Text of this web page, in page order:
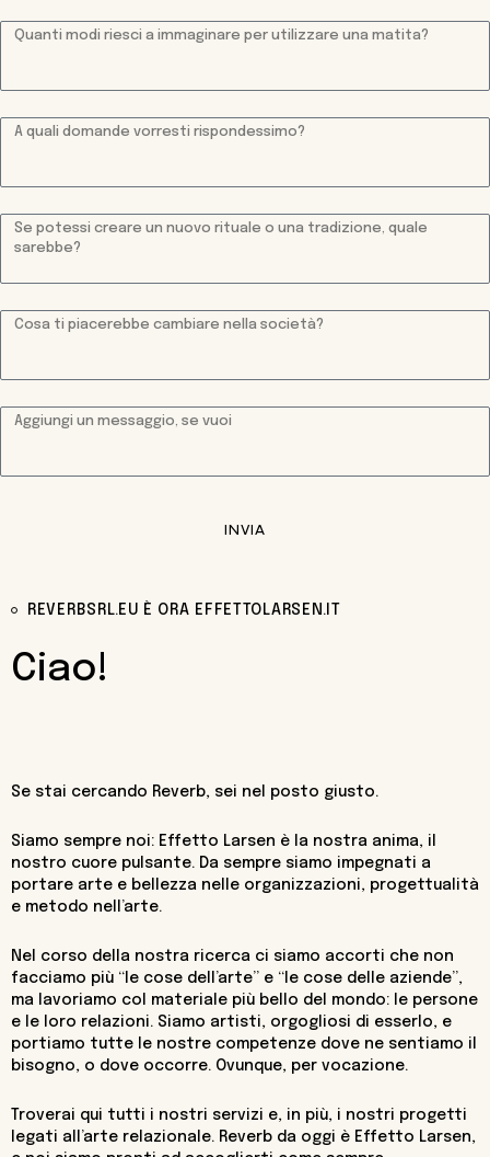
INVIA
REVERBSRL.EU È ORA EFFETTOLARSEN.IT
Ciao!
Se stai cercando Reverb, sei nel posto giusto.
Siamo sempre noi: Effetto Larsen è la nostra anima, il
nostro cuore pulsante. Da sempre siamo impegnati a
portare arte e bellezza nelle organizzazioni, progettualità
e metodo nell’arte.
Nel corso della nostra ricerca ci siamo accorti che non
facciamo più “le cose dell’arte” e “le cose delle aziende”,
ma lavoriamo col materiale più bello del mondo: le persone
e le loro relazioni. Siamo artisti, orgogliosi di esserlo, e
portiamo tutte le nostre competenze dove ne sentiamo il
bisogno, o dove occorre. Ovunque, per vocazione.
Troverai qui tutti i nostri servizi e, in più, i nostri progetti
legati all’arte relazionale. Reverb da oggi è Effetto Larsen,